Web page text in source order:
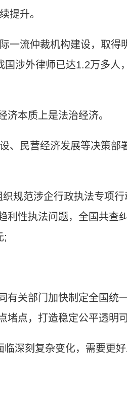
提升。
流仲裁机构建设，取得
涉外律师已达1.2万多人
本质上是法治经济。
民营经济发展等决策部
范涉企行政执法专项行
利性执法问题，全国共查
;
关部门加快制定全国统
点，打造稳定公平透明
深刻复杂变化，需要更